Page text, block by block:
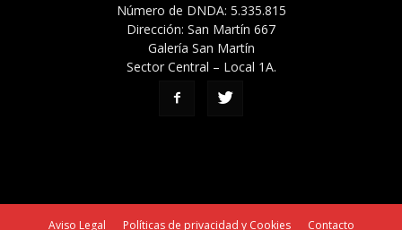
Número de DNDA: 5.335.815
Dirección: San Martín 667
Galería San Martín
Sector Central – Local 1A.
Aviso Legal Políticas de privacidad y Cookies Contacto